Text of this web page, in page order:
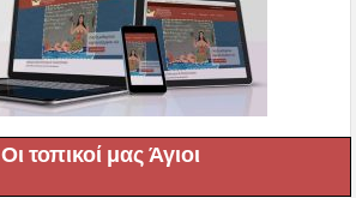
Οι τοπικοί μας Άγιοι